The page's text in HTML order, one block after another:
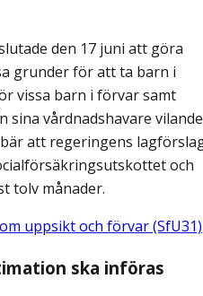
den 17 juni att göra
grunder för att ta barn i
vissa barn i förvar samt
sina vårdnadshavare
att regeringens
och
tolv månader.
uppsikt och förvar (SfU31)
ska införas